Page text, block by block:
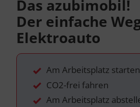
Das azubimobil!
Der einfache
Elektroauto
Am Arbeitsplatz starten
CO2-frei fahren
Am Arbeitsplatz